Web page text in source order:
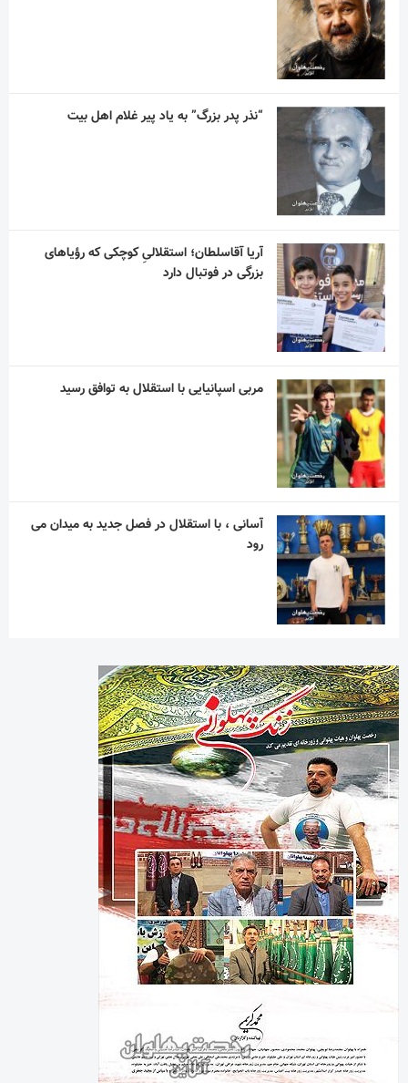
“نذر پدر بزرگ” به یاد پیر غلام اهل بیت
آریا آقاسلطان؛ استقلالیِ کوچکی که رؤیاهای
بزرگی در فوتبال دارد
مربی اسپانیایی با استقلال به توافق رسید
آسانی ، با استقلال در فصل جدید به میدان می
رود